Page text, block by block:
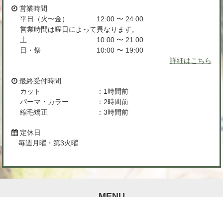
営業時間
平日（火〜金）
12:00 〜 24:00
営業時間は曜日によって異なります。
土
10:00 〜 21:00
日・祭
10:00 〜 19:00
詳細はこちら
最終受付時間
カット
：1時間前
パーマ・カラー
：2時間前
縮毛矯正
：3時間前
定休日
毎週月曜・第3火曜